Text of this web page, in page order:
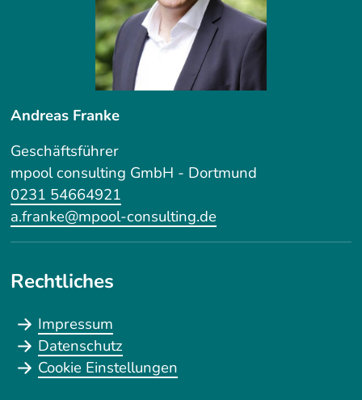
Andreas Franke
Geschäftsführer
mpool consulting GmbH - Dortmund
0231 54664921
a.franke@mpool-consulting.de
Rechtliches
Impressum
Datenschutz
Cookie Einstellungen